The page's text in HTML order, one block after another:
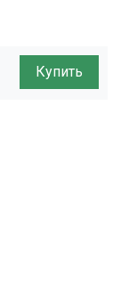
Купить